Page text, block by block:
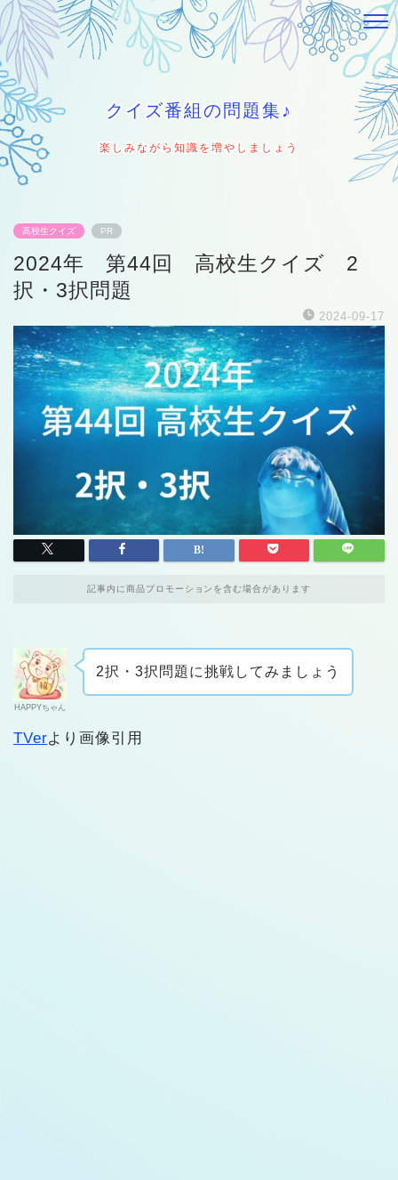
クイズ番組の問題集♪
楽しみながら知識を増やしましょう
高校生クイズ PR
2024年 第44回 高校生クイズ 2
択・3択問題
2024-09-17
記事内に商品プロモーションを含む場合があります
HAPPYちゃん
2択・3択問題に挑戦してみましょう
TVerより画像引用